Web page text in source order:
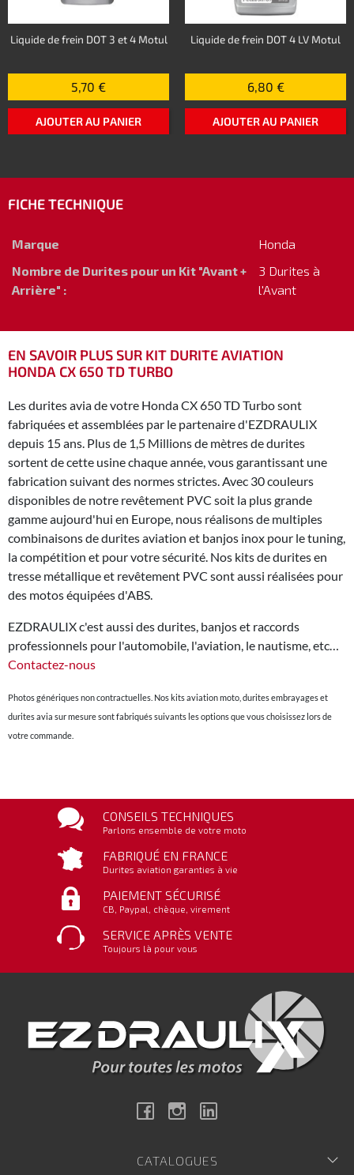
Liquide de frein DOT 3 et 4 Motul
5,70 €
AJOUTER AU PANIER
Liquide de frein DOT 4 LV Motul
6,80 €
AJOUTER AU PANIER
FICHE TECHNIQUE
Marque
Honda
Nombre de Durites pour un Kit "Avant +
Arrière" :
3 Durites à
l'Avant
EN SAVOIR PLUS SUR KIT DURITE AVIATION
HONDA CX 650 TD TURBO
Les durites avia de votre Honda CX 650 TD Turbo sont
fabriquées et assemblées par le partenaire d'EZDRAULIX
depuis 15 ans. Plus de 1,5 Millions de mètres de durites
sortent de cette usine chaque année, vous garantissant une
fabrication suivant des normes strictes. Avec 30 couleurs
disponibles de notre revêtement PVC soit la plus grande
gamme aujourd'hui en Europe, nous réalisons de multiples
combinaisons de durites aviation et banjos inox pour le tuning,
la compétition et pour votre sécurité. Nos kits de durites en
tresse métallique et revêtement PVC sont aussi réalisées pour
des motos équipées d'ABS.
EZDRAULIX c'est aussi des durites, banjos et raccords
professionnels pour l'automobile, l'aviation, le nautisme, etc…
Contactez-nous
Photos génériques non contractuelles. Nos kits aviation moto, durites embrayages et
durites avia sur mesure sont fabriqués suivants les options que vous choisissez lors de
votre commande.
CONSEILS TECHNIQUES
Parlons ensemble de votre moto
FABRIQUÉ EN FRANCE
Durites aviation garanties à vie
PAIEMENT SÉCURISÉ
CB, Paypal, chèque, virement
SERVICE APRÈS VENTE
Toujours là pour vous
FacebookInstagram
CATALOGUES